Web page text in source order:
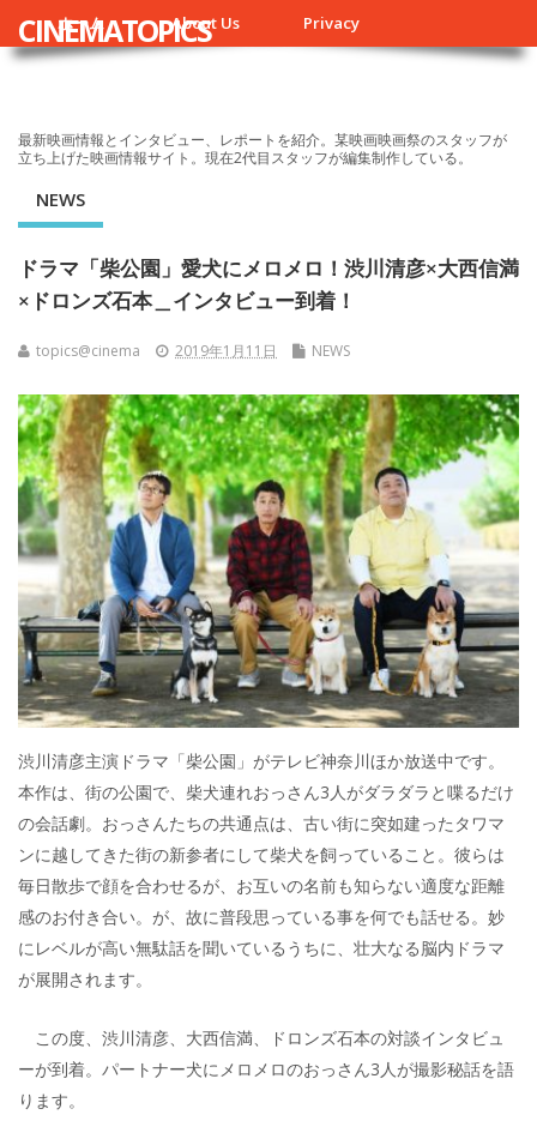
ホーム About Us Privacy
CINEMATOPICS
最新映画情報とインタビュー、レポートを紹介。某映画映画祭のスタッフが
立ち上げた映画情報サイト。現在2代目スタッフが編集制作している。
NEWS
ドラマ「柴公園」愛犬にメロメロ！渋川清彦×大西信満
×ドロンズ石本＿インタビュー到着！
topics@cinema 2019年1月11日 NEWS
渋川清彦主演ドラマ「柴公園」がテレビ神奈川ほか放送中です。
本作は、街の公園で、柴犬連れおっさん3人がダラダラと喋るだけ
の会話劇。おっさんたちの共通点は、古い街に突如建ったタワマ
ンに越してきた街の新参者にして柴犬を飼っていること。彼らは
毎日散歩で顔を合わせるが、お互いの名前も知らない適度な距離
感のお付き合い。が、故に普段思っている事を何でも話せる。妙
にレベルが高い無駄話を聞いているうちに、壮大なる脳内ドラマ
が展開されます。
この度、渋川清彦、大西信満、ドロンズ石本の対談インタビュ
ーが到着。パートナー犬にメロメロのおっさん3人が撮影秘話を語
ります。